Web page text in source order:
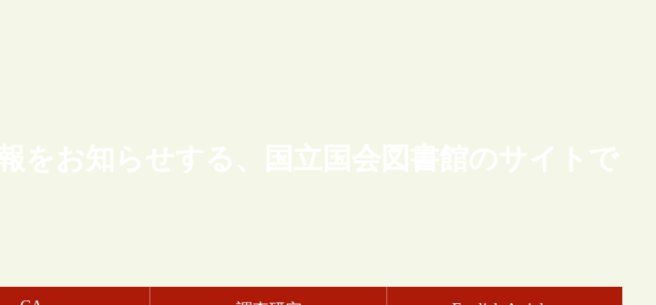
をお知らせする、国立国会図書館のサイトで